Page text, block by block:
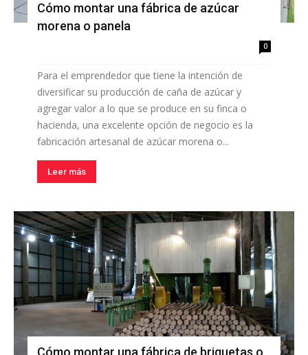
Cómo montar una fábrica de azúcar
morena o panela
0
Para el emprendedor que tiene la intención de
diversificar su producción de caña de azúcar y
agregar valor a lo que se produce en su finca o
hacienda, una excelente opción de negocio es la
fabricación artesanal de azúcar morena o...
Leer más
Cómo montar una fábrica de briquetas o